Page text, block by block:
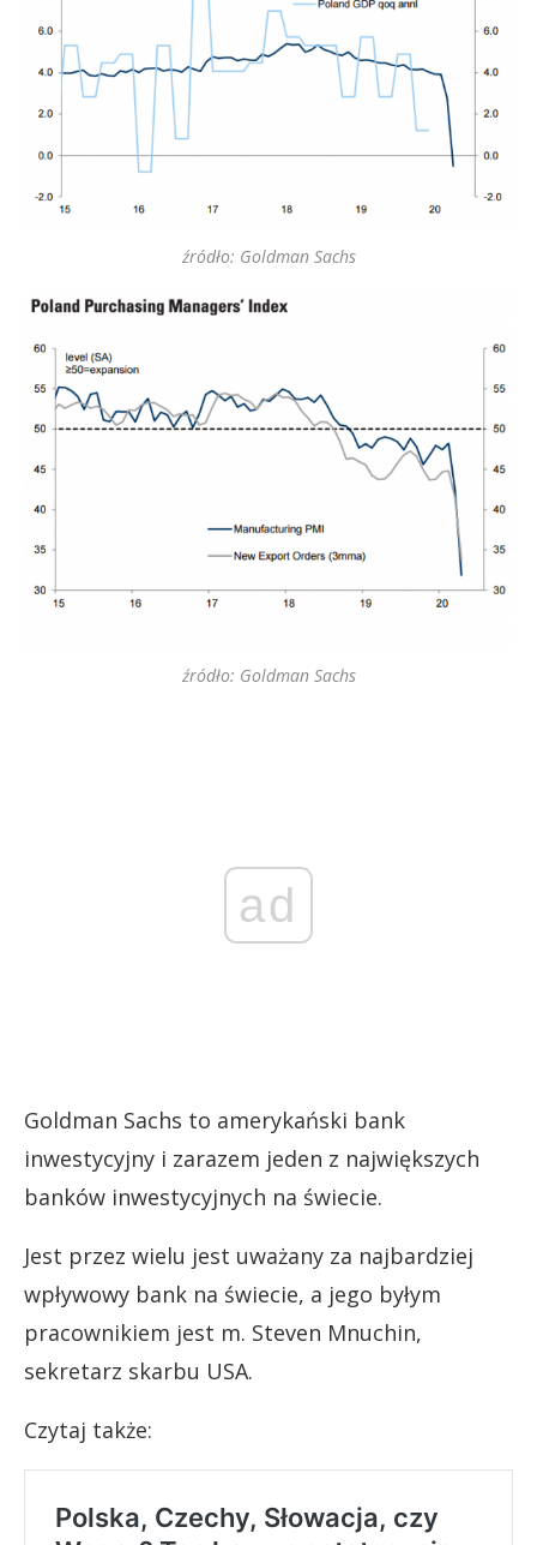
źródło: Goldman Sachs
źródło: Goldman Sachs
ad
Goldman Sachs to amerykański bank
inwestycyjny i zarazem jeden z największych
banków inwestycyjnych na świecie.
Jest przez wielu jest uważany za najbardziej
wpływowy bank na świecie, a jego byłym
pracownikiem jest m. Steven Mnuchin,
sekretarz skarbu USA.
Czytaj także: